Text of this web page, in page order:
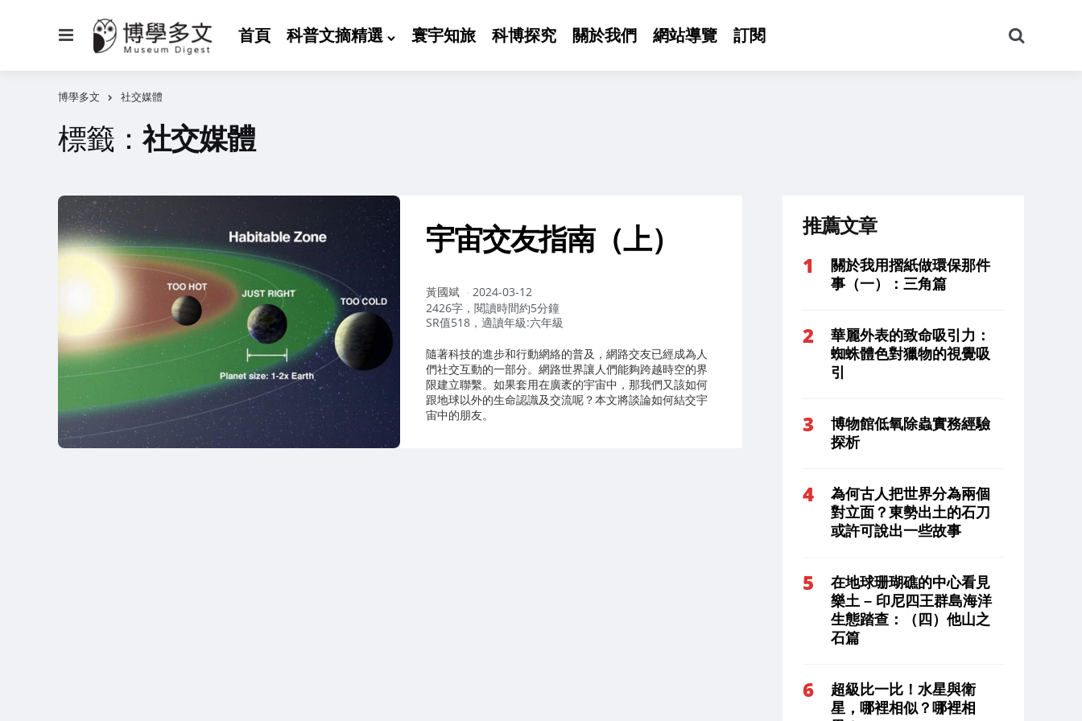
首頁 科普文摘精選 寰宇知旅 科博探究 關於我們 網站導覽 訂閱
尋
博學多文 社交媒體
標籤： 社交媒體
宇宙交友指南（上）
作
者：
黃國斌
2024-03-12
2426字，閱讀時間約5分鐘
SR值518，適讀年級:六年級
隨著科技的進步和行動網絡的普及，網路交友已經成為人
們社交互動的一部分。網路世界讓人們能夠跨越時空的界
限建立聯繫。如果套用在廣袤的宇宙中，那我們又該如何
跟地球以外的生命認識及交流呢？本文將談論如何結交宇
宙中的朋友。
推薦文章
關於我用摺紙做環保那件
事（一）：三角篇
華麗外表的致命吸引力：
蜘蛛體色對獵物的視覺吸
引
博物館低氧除蟲實務經驗
探析
為何古人把世界分為兩個
對立面？東勢出土的石刀
或許可說出一些故事
在地球珊瑚礁的中心看見
樂土 – 印尼四王群島海洋
生態踏查：（四）他山之
石篇
超級比一比！水星與衛
星，哪裡相似？哪裡相